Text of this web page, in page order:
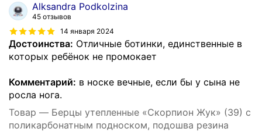
Alksandra Podkolzina
45 отзывов
14 января 2024
Достоинства: Отличные ботинки, единственные в
которых ребёнок не промокает
Комментарий: в носке вечные, если бы у сына не
росла нога.
Товар — Берцы утепленные «Скорпион Жук» (39) с
поликарбонатным подноском, подошва резина